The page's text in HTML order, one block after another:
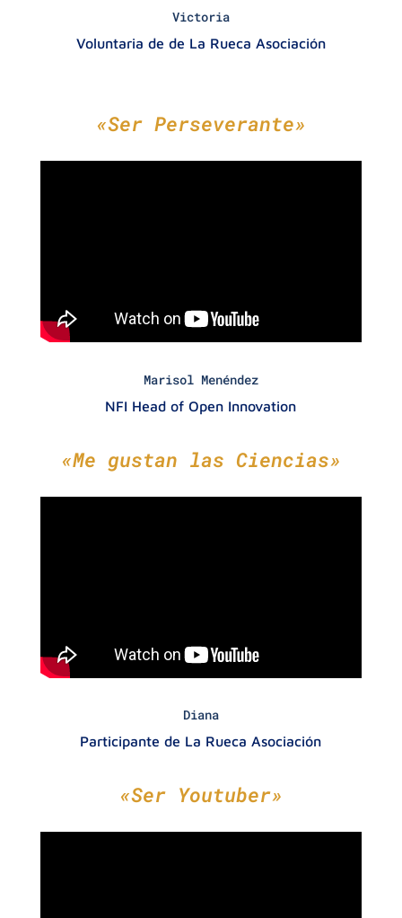
Victoria
Voluntaria de de La Rueca Asociación
«Ser Perseverante»
Marisol Menéndez
NFI Head of Open Innovation
«Me gustan las Ciencias»
Diana
Participante de La Rueca Asociación
«Ser Youtuber»